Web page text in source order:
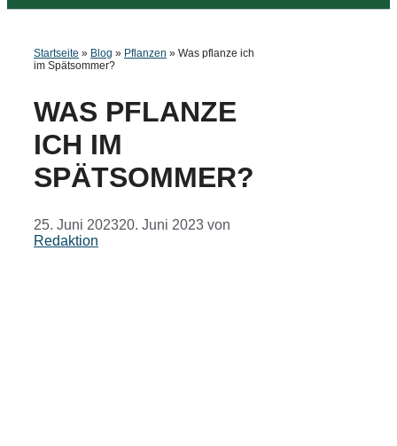
Startseite » Blog » Pflanzen » Was pflanze ich
im Spätsommer?
WAS PFLANZE
ICH IM
SPÄTSOMMER?
25. Juni 202320. Juni 2023 von
Redaktion